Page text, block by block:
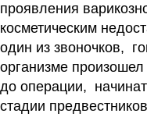
проявления
косметическим
один из звоночков,
организме
до операции,
стадии